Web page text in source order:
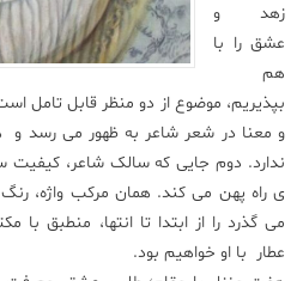
عکس
پادکست
مجله
فرهنگی
و
زهد و
عشق را با
هم
بپذیریم، موضوع از دو منظر قابل تامل
و معنا در شعر شاعر به ظهور می رسد
ندارد. دوم جایی که سالک شاعر، کیفیت
ی راه پهن می کند. همان مرکب واژه،
می گذرد را از ابتدا تا انتها، منطبق
عطار با او خواهیم بود.